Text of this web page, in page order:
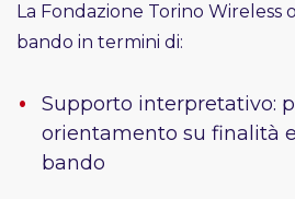
La Fondazione Torino Wireless
bando in termini di:
Supporto interpretativo:
orientamento su finalità
bando